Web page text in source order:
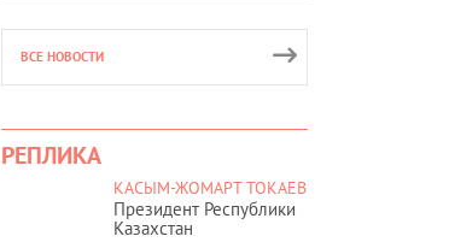
ВСЕ НОВОСТИ
РЕПЛИКА
КАСЫМ-ЖОМАРТ ТОКАЕВ
Президент Республики
Казахстан